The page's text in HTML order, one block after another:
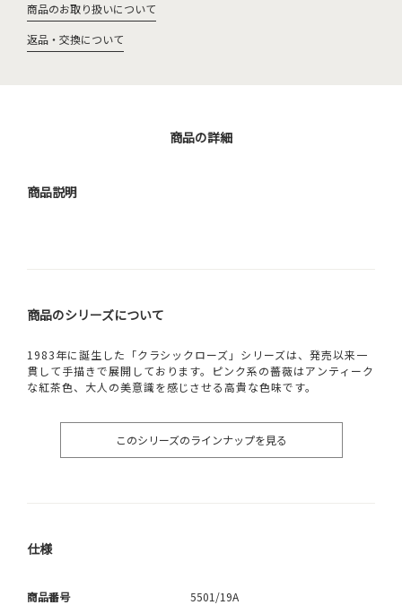
商品のお取り扱いについて
返品・交換について
商品の詳細
商品説明
商品のシリーズについて
1983年に誕生した「クラシックローズ」シリーズは、発売以来一
貫して手描きで展開しております。ピンク系の薔薇はアンティーク
な紅茶色、大人の美意識を感じさせる高貴な色味です。
このシリーズのラインナップを見る
仕様
商品番号 5501/19A